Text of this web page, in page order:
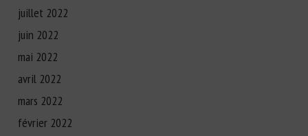
juillet 2022
juin 2022
mai 2022
avril 2022
mars 2022
février 2022